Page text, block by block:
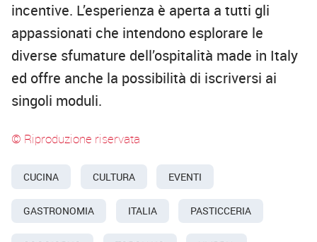
incentive. L’esperienza è aperta a tutti gli
appassionati che intendono esplorare le
diverse sfumature dell’ospitalità made in Italy
ed offre anche la possibilità di iscriversi ai
singoli moduli.
© Riproduzione riservata
CUCINA CULTURA EVENTI
GASTRONOMIA ITALIA PASTICCERIA